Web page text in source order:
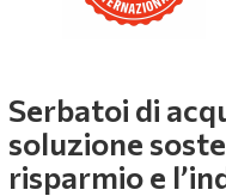
Serbatoi di
soluzione
risparmio e